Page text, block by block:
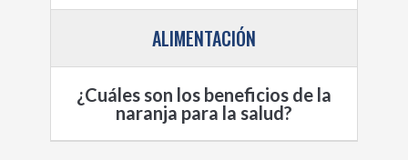
ALIMENTACIÓN
¿Cuáles son los beneficios de la
naranja para la salud?